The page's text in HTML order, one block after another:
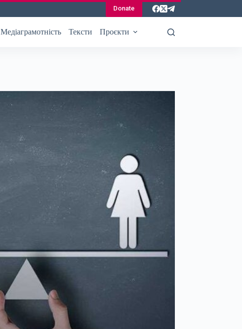
Donate
Медіаграмотність Тексти Проєкти